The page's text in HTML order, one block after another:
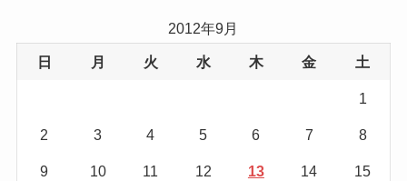
2012年9月
日 月 火 水 木 金 土
1
2 3 4 5 6 7 8
9 10 11 12 13 14 15